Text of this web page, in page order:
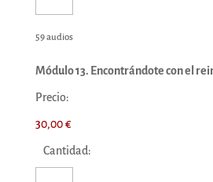
59 audios
Módulo 13. Encontrándote con el
Precio:
30,00 €
Cantidad: